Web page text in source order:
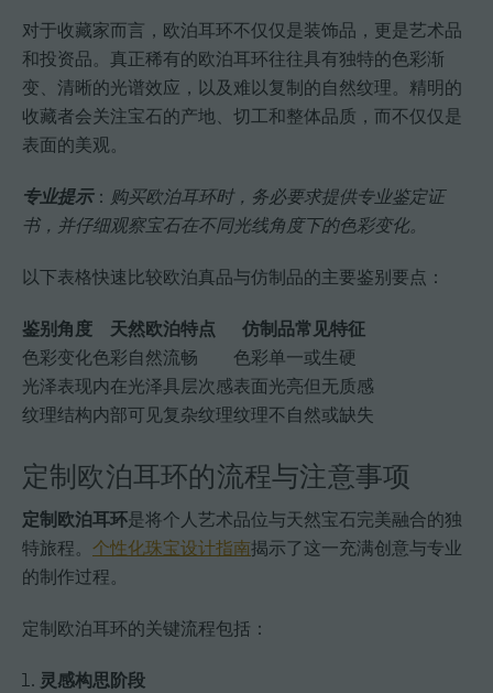
对于收藏家而言，欧泊耳环不仅仅是装饰品，更是艺术品
和投资品。真正稀有的欧泊耳环往往具有独特的色彩渐
变、清晰的光谱效应，以及难以复制的自然纹理。精明的
收藏者会关注宝石的产地、切工和整体品质，而不仅仅是
表面的美观。
专业提示： 购买欧泊耳环时，务必要求提供专业鉴定证
书，并仔细观察宝石在不同光线角度下的色彩变化。
以下表格快速比较欧泊真品与仿制品的主要鉴别要点：
鉴别角度 天然欧泊特点
仿制品常见特征
色彩变化色彩自然流畅
色彩单一或生硬
光泽表现内在光泽具层次感表面光亮但无质感
纹理结构内部可见复杂纹理纹理不自然或缺失
定制欧泊耳环的流程与注意事项
定制欧泊耳环是将个人艺术品位与天然宝石完美融合的独
特旅程。 个性化珠宝设计指南揭示了这一充满创意与专业
的制作过程。
定制欧泊耳环的关键流程包括：
灵感构思阶段